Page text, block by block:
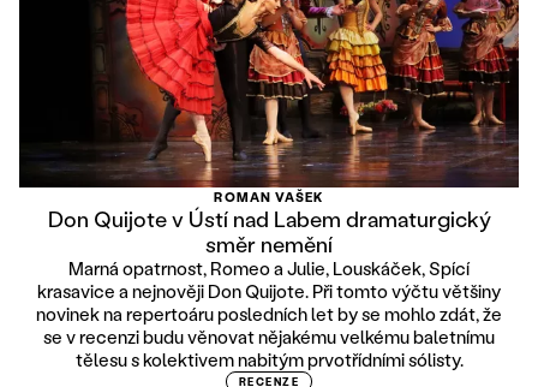
ROMAN VAŠEK
Don Quijote v Ústí nad Labem dramaturgický
směr nemění
Marná opatrnost, Romeo a Julie, Louskáček, Spící
krasavice a nejnověji Don Quijote. Při tomto výčtu většiny
novinek na repertoáru posledních let by se mohlo zdát, že
se v recenzi budu věnovat nějakému velkému baletnímu
tělesu s kolektivem nabitým prvotřídními sólisty.
RECENZE